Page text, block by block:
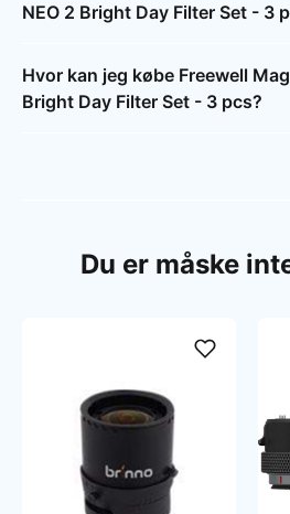
NEO 2 Bright Day Filter Set - 3
Hvor kan jeg købe Freewell
Bright Day Filter Set - 3 pcs?
Du er måske